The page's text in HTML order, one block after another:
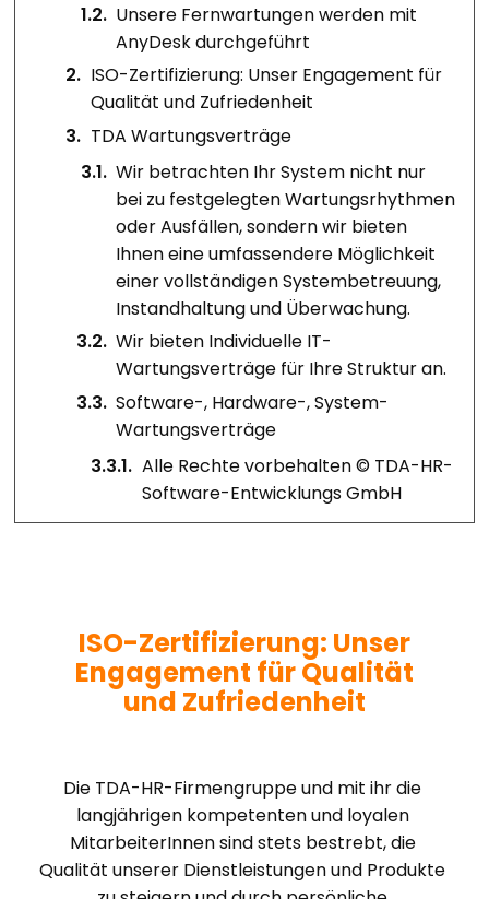
1.2. Unsere Fernwartungen werden mit
AnyDesk durchgeführt
2. ISO-Zertifizierung: Unser Engagement für
Qualität und Zufriedenheit
3. TDA Wartungsverträge
3.1. Wir betrachten Ihr System nicht nur
bei zu festgelegten Wartungsrhythmen
oder Ausfällen, sondern wir bieten
Ihnen eine umfassendere Möglichkeit
einer vollständigen Systembetreuung,
Instandhaltung und Überwachung.
3.2. Wir bieten Individuelle IT-
Wartungsverträge für Ihre Struktur an.
3.3. Software-, Hardware-, System-
Wartungsverträge
3.3.1. Alle Rechte vorbehalten © TDA-HR-
Software-Entwicklungs GmbH
ISO-Zertifizierung: Unser
Engagement für Qualität
und Zufriedenheit
Die TDA-HR-Firmengruppe und mit ihr die
langjährigen kompetenten und loyalen
MitarbeiterInnen sind stets bestrebt, die
Qualität unserer Dienstleistungen und Produkte